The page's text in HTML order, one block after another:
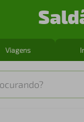
Viagens